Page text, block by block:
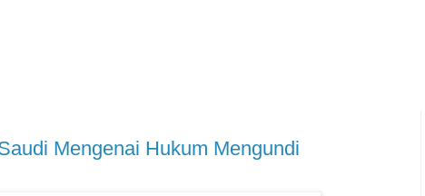
Mengenai Hukum Mengundi